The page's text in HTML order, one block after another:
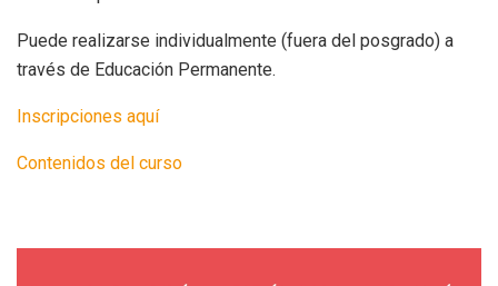
Puede realizarse individualmente (fuera del posgrado) a
través de Educación Permanente.
Inscripciones aquí
Contenidos del curso